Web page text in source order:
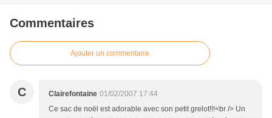
Commentaires
Ajouter un commentaire
C Clairefontaine 01/02/2007 17:44
Ce sac de noël est adorable avec son petit grelot!!!<br /> Un